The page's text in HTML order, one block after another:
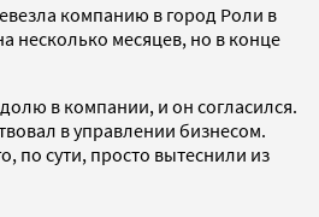
компанию в город Роли в
несколько месяцев, но в конце
в компании, и он согласился.
в управлении бизнесом.
по сути, просто вытеснили из